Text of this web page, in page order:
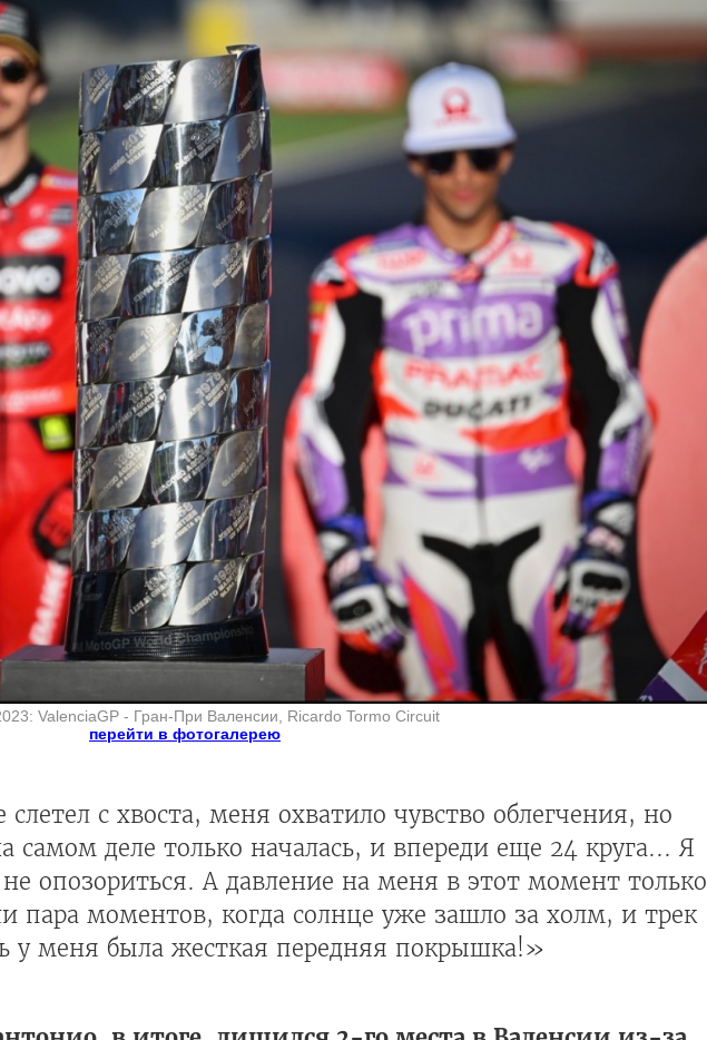
ValenciaGP - Гран-При Валенсии, Ricardo Tormo Circuit
перейти в фотогалерею
с хвоста, меня охватило чувство облегчения, но
самом деле только началась, и впереди еще 24 круга... Я
опозориться. А давление на меня в этот момент только
пара моментов, когда солнце уже зашло за холм, и трек
у меня была жесткая передняя покрышка!»